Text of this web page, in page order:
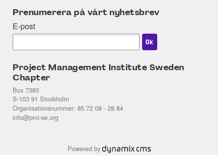
Prenumerera på vårt nyhetsbrev
E-post
Project Management Institute Sweden
Chapter
Box 7380
S-103 91 Stockholm
Organisationsnummer: 85 72 08 - 28 84
info@pmi-se.org
Powered by